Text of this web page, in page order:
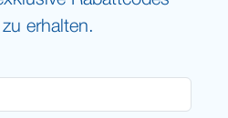
erhalten.